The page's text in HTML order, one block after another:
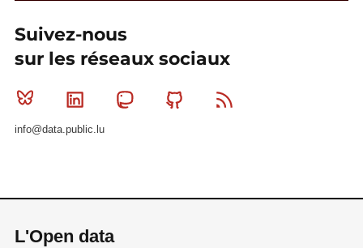
Suivez-nous
sur les réseaux sociaux
Bluesky Linkedin MastodonGithub
info@data.public.lu
L'Open data